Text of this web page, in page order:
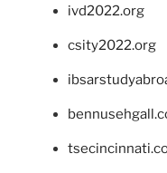
ivd2022.org
csity2022.org